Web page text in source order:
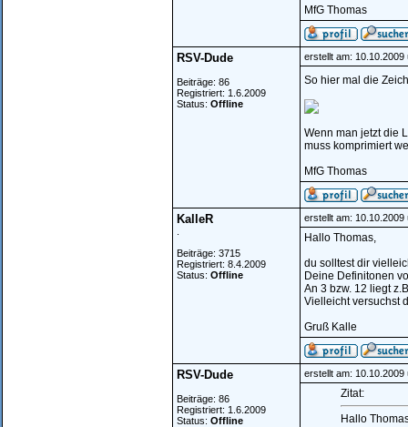
MfG Thomas
RSV-Dude
Beiträge: 86
Registriert: 1.6.2009
Status: Offline
erstellt am: 10.10.2009
So hier mal die
Wenn man jetzt die
muss komprimiert
MfG Thomas
KalleR
Beiträge: 3715
Registriert: 8.4.2009
Status: Offline
erstellt am: 10.10.2009
Hallo Thomas,
du solltest dir
Deine Definitonen
An 3 bzw. 12 liegt
Vielleicht versuchst
Gruß Kalle
RSV-Dude
Beiträge: 86
Registriert: 1.6.2009
Status: Offline
erstellt am: 10.10.2009
Zitat:
Hallo